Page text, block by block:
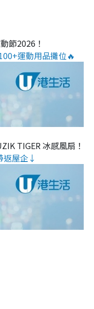
節2026！
運動用品攤位🔥
TIGER 冰感風扇！
返屋企↓